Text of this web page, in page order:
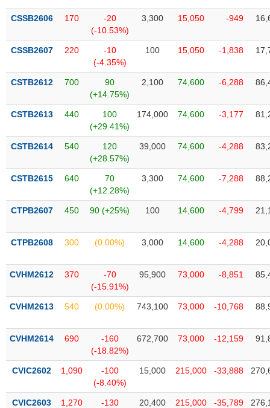
CSSB2606 170
-20
(-10.53%)
3,300 15,050 -949
CSSB2607 220
-10
(-4.35%)
100 15,050 -1,838
CSTB2612 700
90
(+14.75%)
2,100 74,600 -6,288
CSTB2613 440
100
(+29.41%)
174,000 74,600 -3,177
CSTB2614 540
120
(+28.57%)
39,000 74,600 -4,288
CSTB2615 640
70
(+12.28%)
3,300 74,600 -7,288
CTPB2607 450 90 (+25%) 100 14,600 -4,799
CTPB2608 300 (0.00%) 3,000 14,600 -4,288
CVHM2612 370
-70
(-15.91%)
95,900 73,000 -8,851
CVHM2613 540 (0.00%) 743,100 73,000 -10,768
CVHM2614 690
-160
(-18.82%)
672,700 73,000 -12,159
CVIC2602 1,090
-100
(-8.40%)
15,000 215,000 -33,888
CVIC2603 1,270
-130
20,400 215,000 -35,789
ĐỘNG
SẢN
Mã
khoán
(-)
Tất cả Cổ phiếu Chỉ số Chứng chỉ quỹ Chứng
Lãnh
đạo
Tất cả Người nội bộ Người liên quan Cổ đông lớn
Tin
(-)
Bài
tác
Báo
cáo